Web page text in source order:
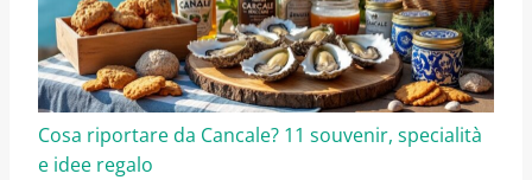
Cosa riportare da Cancale? 11 souvenir, specialità
e idee regalo